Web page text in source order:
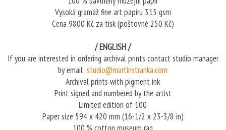
Vysoká gramáž fine art papíru 315 gsm
Cena 9800 Kč za tisk (poštovné 250 Kč)
/ ENGLISH /
If you are interested in ordering archival prints contact studio manager
by email:studio@martinstranka.com
Archival prints with pigment ink
Print signed and numbered by the artist
Limited edition of 100
Paper size 594 x 420 mm (16-1/2 x 23-3/8 in)